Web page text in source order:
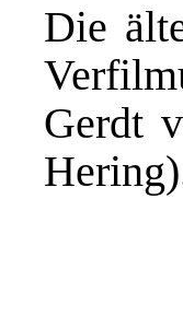
Die
Gerdt